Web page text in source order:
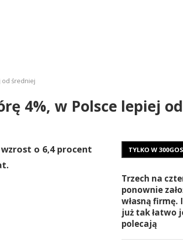
od średniej
4%, w Polsce lepiej
o 6,4 procent
TYLKO W
Trzech na
ponownie
własną firmę.
już tak łatwo
polecają